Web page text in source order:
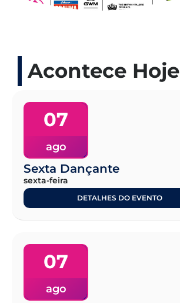
Acontece Hoje
07
ago
Sexta Dançante
sexta-feira
DETALHES DO EVENTO
07
ago